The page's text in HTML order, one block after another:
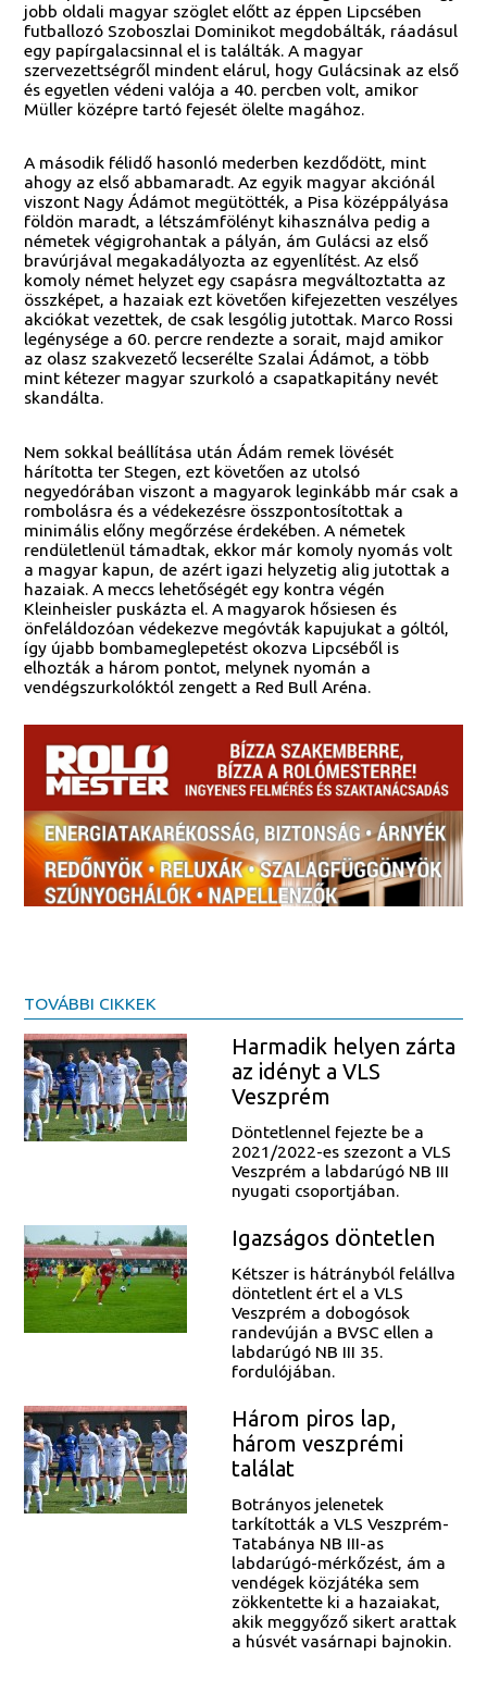
jobb oldali magyar szöglet előtt az éppen Lipcsében
futballozó Szoboszlai Dominikot megdobálták, ráadásul
egy papírgalacsinnal el is találták. A magyar
szervezettségről mindent elárul, hogy Gulácsinak az első
és egyetlen védeni valója a 40. percben volt, amikor
Müller középre tartó fejesét ölelte magához.
A második félidő hasonló mederben kezdődött, mint
ahogy az első abbamaradt. Az egyik magyar akciónál
viszont Nagy Ádámot megütötték, a Pisa középpályása
földön maradt, a létszámfölényt kihasználva pedig a
németek végigrohantak a pályán, ám Gulácsi az első
bravúrjával megakadályozta az egyenlítést. Az első
komoly német helyzet egy csapásra megváltoztatta az
összképet, a hazaiak ezt követően kifejezetten veszélyes
akciókat vezettek, de csak lesgólig jutottak. Marco Rossi
legénysége a 60. percre rendezte a sorait, majd amikor
az olasz szakvezető lecserélte Szalai Ádámot, a több
mint kétezer magyar szurkoló a csapatkapitány nevét
skandálta.
Nem sokkal beállítása után Ádám remek lövését
hárította ter Stegen, ezt követően az utolsó
negyedórában viszont a magyarok leginkább már csak a
rombolásra és a védekezésre összpontosítottak a
minimális előny megőrzése érdekében. A németek
rendületlenül támadtak, ekkor már komoly nyomás volt
a magyar kapun, de azért igazi helyzetig alig jutottak a
hazaiak. A meccs lehetőségét egy kontra végén
Kleinheisler puskázta el. A magyarok hősiesen és
önfeláldozóan védekezve megóvták kapujukat a góltól,
így újabb bombameglepetést okozva Lipcséből is
elhozták a három pontot, melynek nyomán a
vendégszurkolóktól zengett a Red Bull Aréna.
TOVÁBBI CIKKEK
Harmadik helyen zárta
az idényt a VLS
Veszprém
Döntetlennel fejezte be a
2021/2022-es szezont a VLS
Veszprém a labdarúgó NB III
nyugati csoportjában.
Igazságos döntetlen
Kétszer is hátrányból felállva
döntetlent ért el a VLS
Veszprém a dobogósok
randevúján a BVSC ellen a
labdarúgó NB III 35.
fordulójában.
Három piros lap,
három veszprémi
találat
Botrányos jelenetek
tarkították a VLS Veszprém-
Tatabánya NB III-as
labdarúgó-mérkőzést, ám a
vendégek közjátéka sem
zökkentette ki a hazaiakat,
akik meggyőző sikert arattak
a húsvét vasárnapi bajnokin.